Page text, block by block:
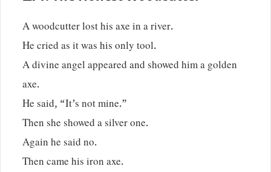
A woodcutter lost his axe in a river.
He cried as it was his only tool.
A divine angel appeared and showed him a golden
axe.
He said, “It’s not mine.”
Then she showed a silver one.
Again he said no.
Then came his iron axe.